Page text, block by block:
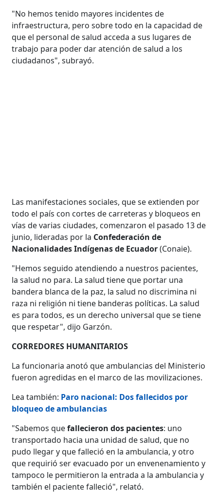
"No hemos tenido mayores incidentes de
infraestructura, pero sobre todo en la capacidad de
que el personal de salud acceda a sus lugares de
trabajo para poder dar atención de salud a los
ciudadanos", subrayó.
Las manifestaciones sociales, que se extienden por
todo el país con cortes de carreteras y bloqueos en
vías de varias ciudades, comenzaron el pasado 13 de
junio, lideradas por la Confederación de
Nacionalidades Indígenas de Ecuador(Conaie).
"Hemos seguido atendiendo a nuestros pacientes,
la salud no para. La salud tiene que portar una
bandera blanca de la paz, la salud no discrimina ni
raza ni religión ni tiene banderas políticas. La salud
es para todos, es un derecho universal que se tiene
que respetar", dijo Garzón.
CORREDORES HUMANITARIOS
La funcionaria anotó que ambulancias del Ministerio
fueron agredidas en el marco de las movilizaciones.
Lea también: Paro nacional: Dos fallecidos por
bloqueo de ambulancias
"Sabemos quefallecieron dos pacientes: uno
transportado hacia una unidad de salud, que no
pudo llegar y que falleció en la ambulancia, y otro
que requirió ser evacuado por un envenenamiento y
tampoco le permitieron la entrada a la ambulancia y
también el paciente falleció", relató.